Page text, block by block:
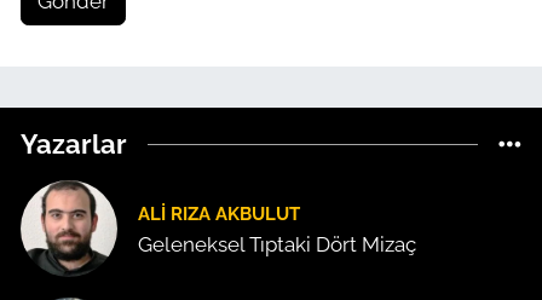
Yazarlar
ALI RIZA AKBULUT
Geleneksel Tıptaki Dört Mizaç